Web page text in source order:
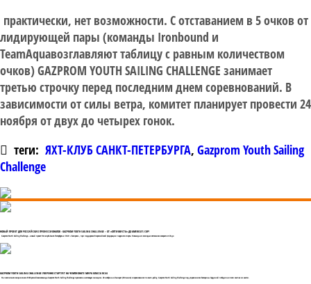
практически, нет возможности. С отставанием в 5 очков от
лидирующей пары (команды Ironbound и
TeamAquaвозглавляют таблицу с равным количеством
очков) GAZPROM YOUTH SAILING CHALLENGE занимает
третью строчку перед последним днем соревнований. В
зависимости от силы ветра, комитет планирует провести 24
ноября от двух до четырех гонок.
теги: ЯХТ-КЛУБ САНКТ-ПЕТЕРБУРГА, Gazprom Youth Sailing
Challenge
НОВЫЙ ПРОЕКТ ДЛЯ РОССИЙСКИХ ПРОФЕССИОНАЛОВ - GAZPROM YOUTH SAILING CHALLENGE – ОТ «ОПТИМИСТА» ДО AMERICA’S CUP!
Gazprom Youth Sailing Challenge – новый проект Яхт-клуба Санкт-Петербурга и ОАО «Газпром», при поддержке Всероссийской федерации парусного спорта. Команда из молодых яхтсменов в возрасте от 26 до
GAZPROM YOUTH SAILING CHALLENGE УВЕРЕННО СТАРТУЕТ НА ЧЕМПИОНАТЕ МИРА КЛАССА RC44
На чемпионате мира в классе RC44 российская команда Gazprom Youth Sailing Challenge произвела настоящую сенсацию. 20 ноября на о.Лансарот (Испания) в соревнованиях по матч-рейсу, Gazprom Youth Sailing Challenge под управлением Екатерины Скудиной победила в пяти матчах из шести.